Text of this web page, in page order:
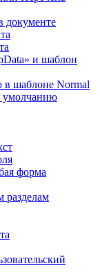
документе
и шаблон
шаблоне Normal
умолчанию
форма
разделам